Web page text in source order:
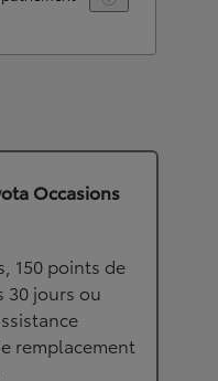
Occasions
150 points de
jours ou
remplacement